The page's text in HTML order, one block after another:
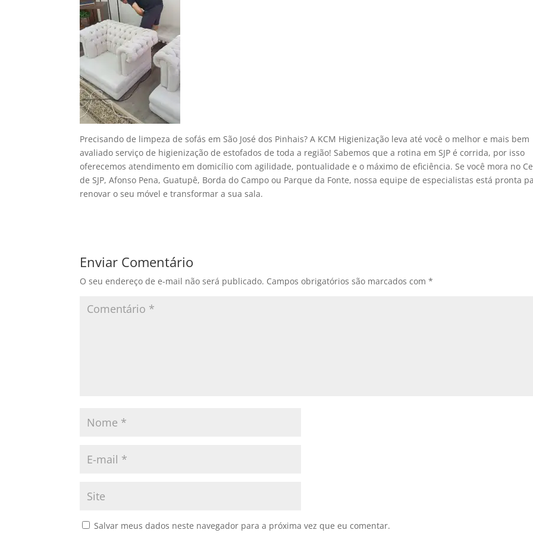
Precisando de limpeza de sofás em São José dos Pinhais? A KCM Higienização leva até você o melhor e mais bem
avaliado serviço de higienização de estofados de toda a região! Sabemos que a rotina em SJP é corrida, por isso
oferecemos atendimento em domicílio com agilidade, pontualidade e o máximo de eficiência. Se você mora no
de SJP, Afonso Pena, Guatupê, Borda do Campo ou Parque da Fonte, nossa equipe de especialistas está pronta
renovar o seu móvel e transformar a sua sala.
Enviar Comentário
O seu endereço de e-mail não será publicado. Campos obrigatórios são marcados com*
Salvar meus dados neste navegador para a próxima vez que eu comentar.